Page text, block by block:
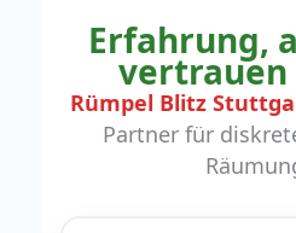
Erfahrung,
vertrauen
Rümpel Blitz
Partner für